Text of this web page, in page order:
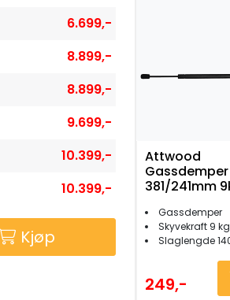
6.699,-
8.899,-
8.899,-
9.699,-
10.399,-
10.399,-
Kjøp
Attwood
Gassdemper
381/241mm
Gassdemper
Skyvekraft 9 kg
Slaglengde
249,-